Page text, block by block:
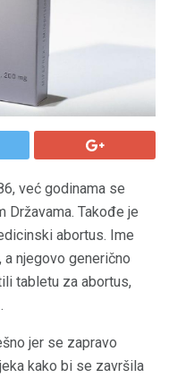
već godinama se
Državama. Takođe je
abortus. Ime
njegovo generično
tabletu za abortus,
.
jer se zapravo
kako bi se završila